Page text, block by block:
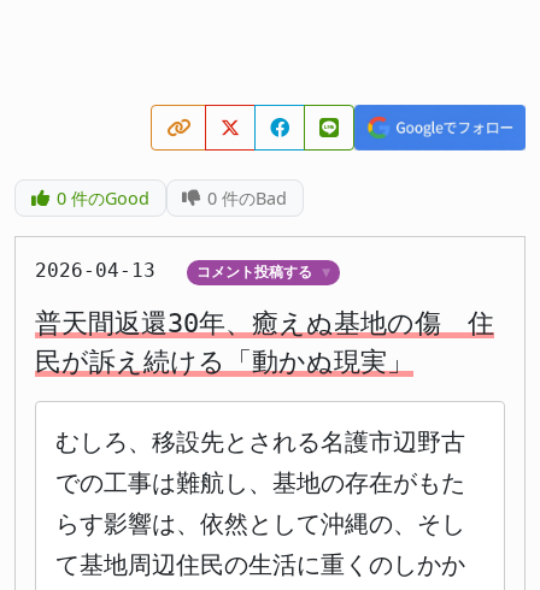
0件のGood 0 件のBad
2026-04-13 コメント投稿する ▼
普天間返還30年、癒えぬ基地の傷 住
民が訴え続ける「動かぬ現実」
むしろ、移設先とされる名護市辺野古
での工事は難航し、基地の存在がもた
らす影響は、依然として沖縄の、そし
て基地周辺住民の生活に重くのしかか